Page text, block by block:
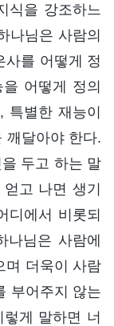
식을 강조하느
나님은 사람의
사를 어떻게 정
어떻게 정의
특별한 재능이
깨달아야 한다.
두고 하는 말
고 나면 생기
디에서 비롯되
나님은 사람에
며 더욱이 사람
부어주지 않는
게 말하면 너